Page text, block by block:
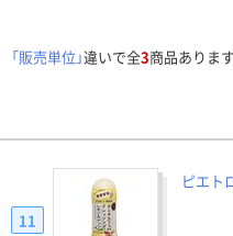
「販売単位」違いで全3商品あります
ピエト
11